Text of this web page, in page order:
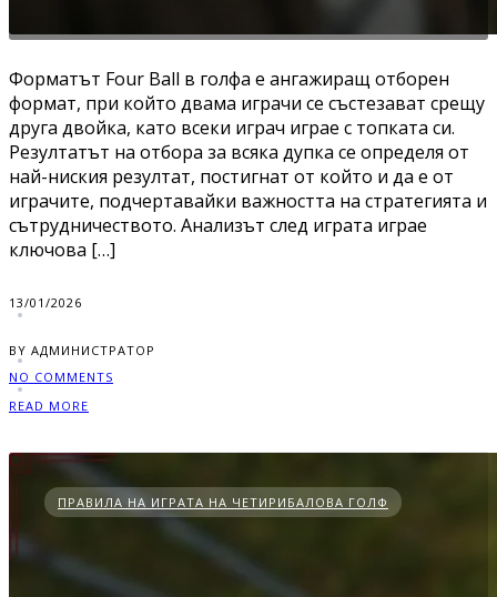
Форматът Four Ball в голфа е ангажиращ отборен
формат, при който двама играчи се състезават срещу
друга двойка, като всеки играч играе с топката си.
Резултатът на отбора за всяка дупка се определя от
най-ниския резултат, постигнат от който и да е от
играчите, подчертавайки важността на стратегията и
сътрудничеството. Анализът след играта играе
ключова […]
13/01/2026
BY АДМИНИСТРАТОР
NO COMMENTS
READ MORE
ПРАВИЛА НА ИГРАТА НА ЧЕТИРИБАЛОВА ГОЛФ